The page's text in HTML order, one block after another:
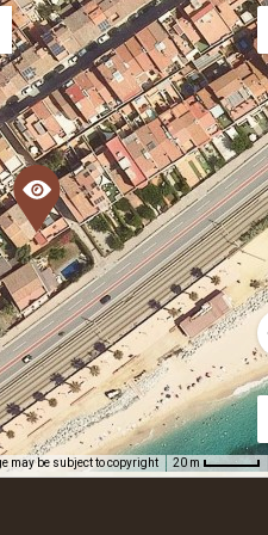
may be subject to copyright 20 m